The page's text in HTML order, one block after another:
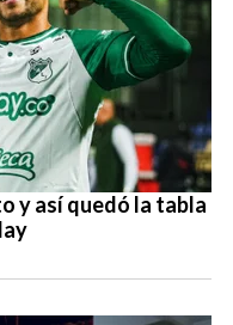
y así quedó la tabla